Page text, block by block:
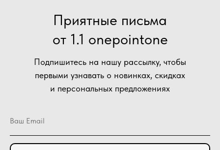
Подпишитесь на нашу рассылку, чтобы
первыми узнавать о новинках, скидках
и персональных предложениях
Приятные письма
от 1.1 onepointone